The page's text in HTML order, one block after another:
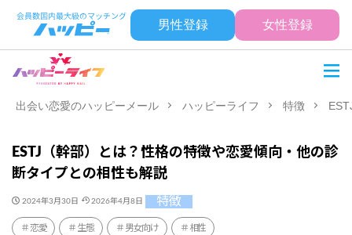
男性登録 女性登録
出会い恋愛のハッピーメール ハッピーライフ 特徴
ESTJ（幹部）とは？性格の特徴や恋愛傾向・他の診
断タイプとの相性も解説
2024年3月30日 2026年4月8日 特徴
恋愛 生態 男女向け 相性